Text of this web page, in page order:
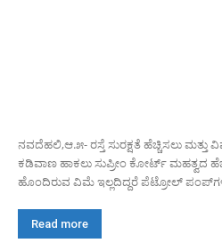
ನವದೆಹಲಿ,ಆ.೫- ರಸ್ತೆ ಸುರಕ್ಷತೆ ಹೆಚ್ಚಿಸಲು
ಕಡಿವಾಣ ಹಾಕಲು ಸುಪ್ರೀಂ ಕೋರ್ಟ್ ಮಹತ್ವದ
ಹೊಂದಿರುವ ವಿಮೆ ಇಲ್ಲದಿದ್ದರೆ ಪೆಟ್ರೋಲ್
Read more